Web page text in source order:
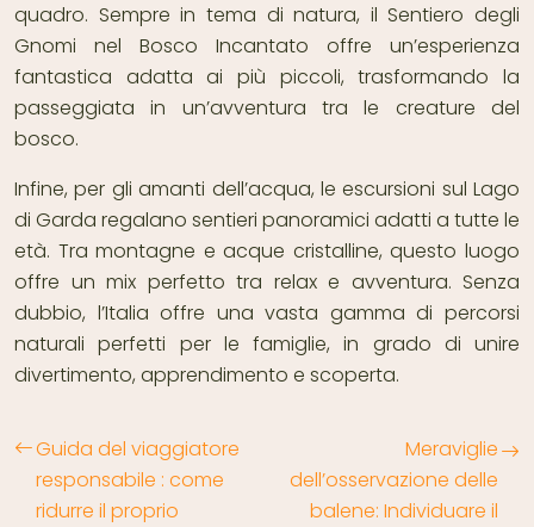
quadro. Sempre in tema di natura, il Sentiero degli
Gnomi nel Bosco Incantato offre un’esperienza
fantastica adatta ai più piccoli, trasformando la
passeggiata in un’avventura tra le creature del
bosco.
Infine, per gli amanti dell’acqua, le escursioni sul Lago
di Garda regalano sentieri panoramici adatti a tutte le
età. Tra montagne e acque cristalline, questo luogo
offre un mix perfetto tra relax e avventura. Senza
dubbio, l’Italia offre una vasta gamma di percorsi
naturali perfetti per le famiglie, in grado di unire
divertimento, apprendimento e scoperta.
Guida del viaggiatore
responsabile : come
ridurre il proprio
Meraviglie
dell’osservazione delle
balene: Individuare il